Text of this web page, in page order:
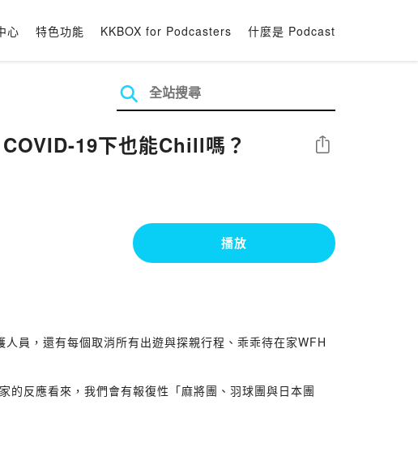
心 特色功能 KKBOX for Podcasters 什麼是 Podcast
19下也能Chill嗎？ 分享
播放
員，還有每個取消所有出遊與探親行程、乖乖待在家WFH
反應看來，我們會有報復性「麻將團、羽球團與日本團